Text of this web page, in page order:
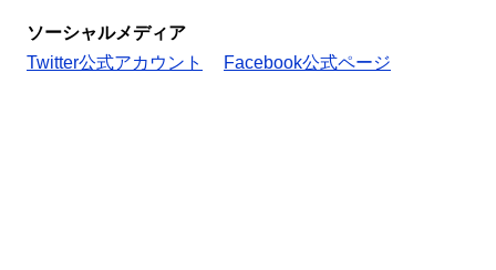
ソーシャルメディア
Twitter公式アカウント
Facebook公式ページ